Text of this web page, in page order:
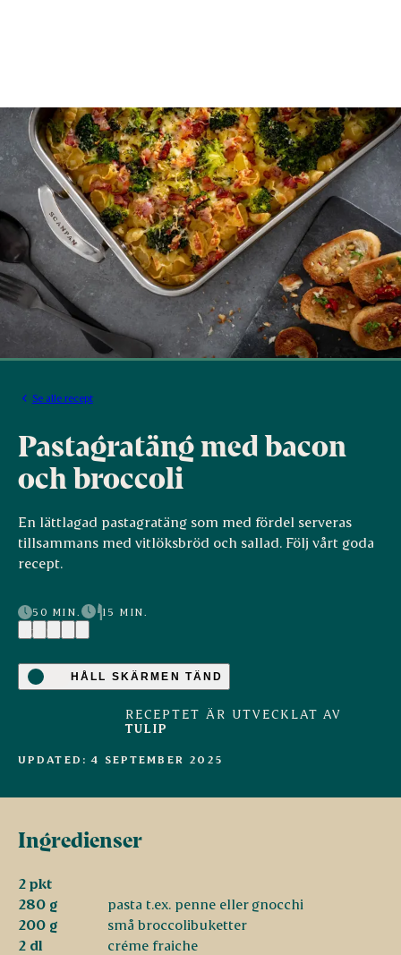
Se alle recept
Pastagratäng med bacon
och broccoli
En lättlagad pastagratäng som med fördel serveras
tillsammans med vitlöksbröd och sallad. Följ vårt goda
recept.
50 MIN.
15 MIN.
(20)
HÅLL SKÄRMEN TÄND
RECEPTET ÄR UTVECKLAT AV
TULIP
UPDATED: 4 SEPTEMBER 2025
Ingredienser
2 pkt
280 g
pasta t.ex. penne eller gnocchi
200 g
små broccolibuketter
2 dl
créme fraiche